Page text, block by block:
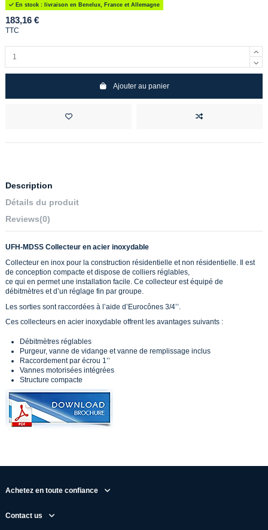
En stock : livraison en Benelux, France et Allemagne
183,16 €
TTC
Ajouter au panier
Description
Détails du produit
Reviews(0)
UFH-MDSS Collecteur en acier inoxydable
Collecteur en inox pour la construction résidentielle et non résidentielle. Il est
de conception compacte et dispose de colliers réglables,
ce qui en permet une installation facile. Ce collecteur est équipé de
débitmètres et d’un réglage fin par groupe.
Les sorties sont raccordées à l’aide d’Eurocônes 3/4’’.
Ces collecteurs en acier inoxydable offrent les avantages suivants :
Débitmètres réglables
Purgeur, vanne de vidange et vanne de remplissage inclus
Raccordement par écrou 1’’
Vannes motorisées intégrées
Structure compacte
Achetez en toute confiance
Contact us